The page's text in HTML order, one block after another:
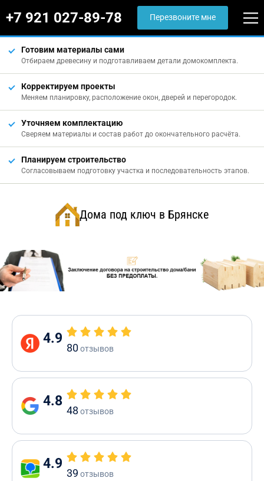
+7 921 027-89-78 Перезвоните мне
Готовим материалы сами
Отбираем древесину и подготавливаем детали домокомплекта.
Корректируем проекты
Меняем планировку, расположение окон, дверей и перегородок.
Уточняем комплектацию
Сверяем материалы и состав работ до окончательного расчёта.
Планируем строительство
Согласовываем подготовку участка и последовательность этапов.
Дома под ключ в Брянске
4.9
80отзывов
4.8
48 отзывов
4.9
39 отзывов